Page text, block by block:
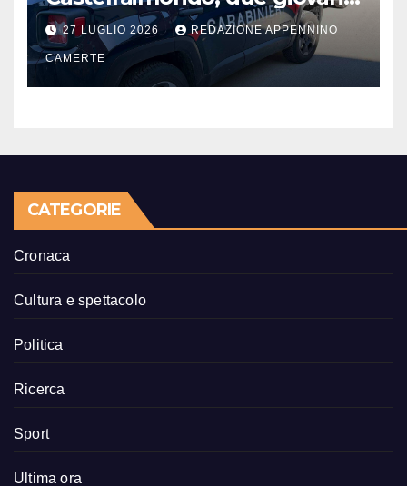
denunciati
27 LUGLIO 2026 REDAZIONE APPENNINO
CAMERTE
CATEGORIE
Cronaca
Cultura e spettacolo
Politica
Ricerca
Sport
Ultima ora